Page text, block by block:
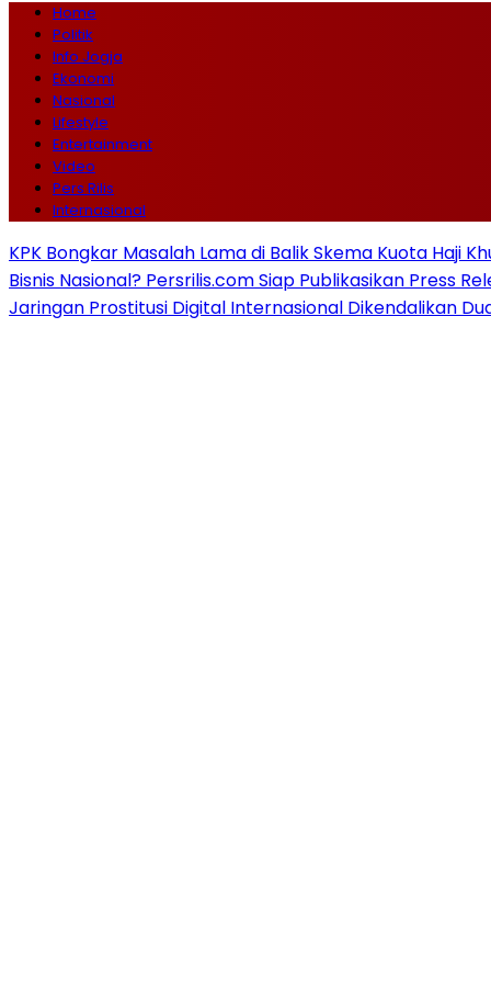
Home
Politik
Info Jogja
Ekonomi
Nasional
Lifestyle
Entertainment
Video
Pers Rilis
Internasional
KPK Bongkar Masalah Lama di Balik Skema Kuota Haji
Bisnis Nasional? Persrilis.com Siap Publikasikan Press
Jaringan Prostitusi Digital Internasional Dikendalikan